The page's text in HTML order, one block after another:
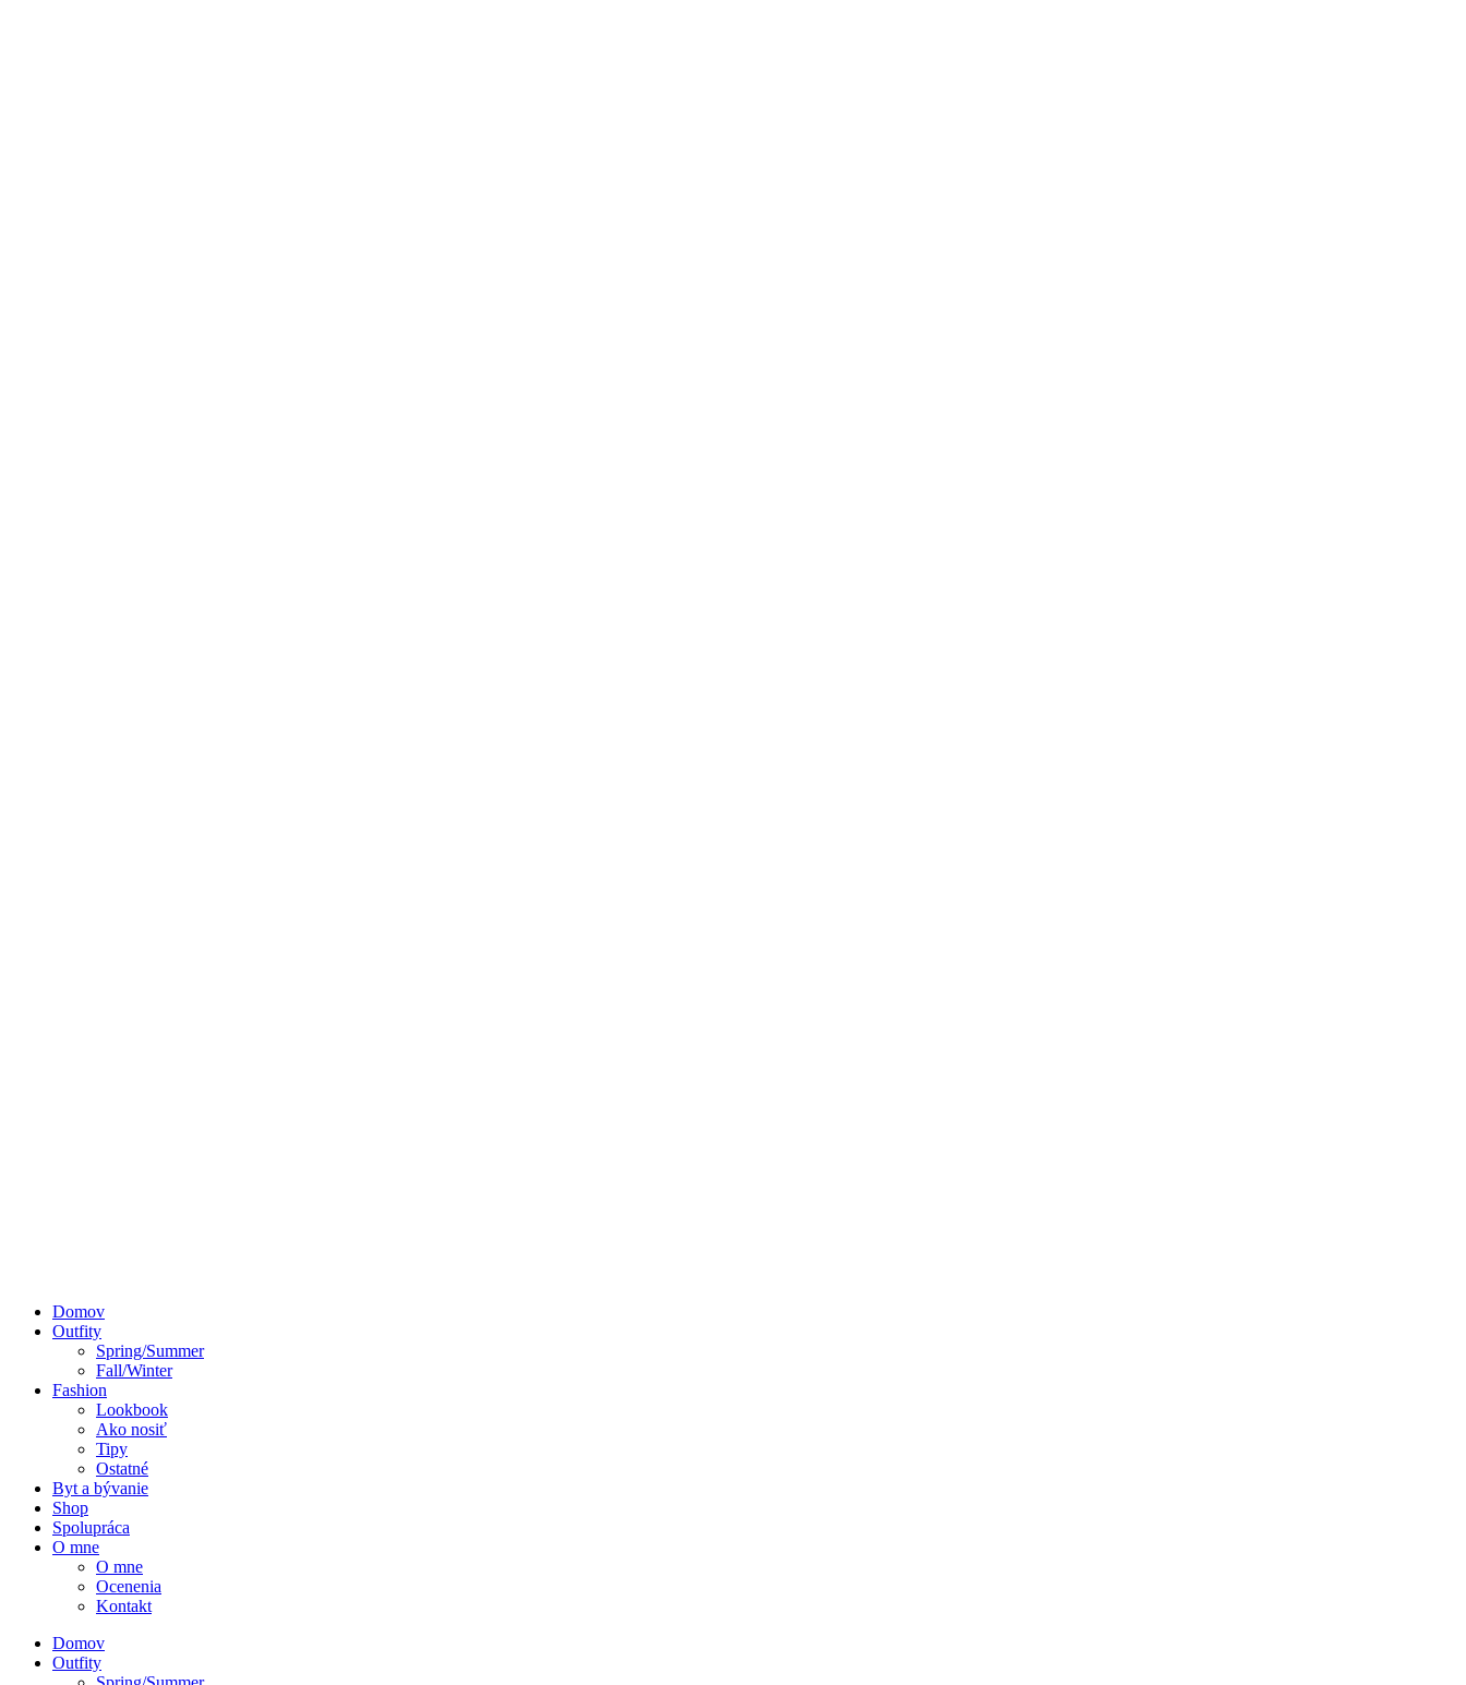
Domov
Outfity
Spring/Summer
Fall/Winter
Fashion
Lookbook
Ako nosiť
Tipy
Ostatné
Byt a bývanie
Shop
Spolupráca
O mne
O mne
Ocenenia
Kontakt
Domov
Outfity